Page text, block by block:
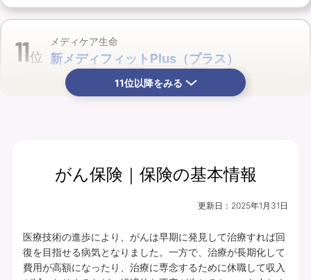
11位
メディケア生命
新メディフィットPlus（プラス）
月払保険料
保険期間
プランの中身を見る
所定の理由に該当されたとき、複数種類の
11位以降をみる
がん保険｜保険の基本情報
更新日： 2025年1月31日
医療技術の進歩により、がんは早期に発見して治療すれば回
復を目指せる病気となりました。一方で、治療が長期化して
費用が高額になったり、治療に専念するために休職して収入